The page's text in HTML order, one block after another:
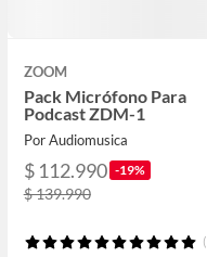
ZOOM
Pack Micrófono Para
Podcast ZDM-1
Por Audiomusica
$ 112.990 -19%
$ 139.990